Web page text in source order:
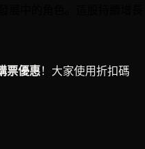
票優惠！大家使用折扣碼